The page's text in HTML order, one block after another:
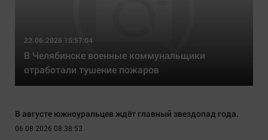
22.06.2026 15:57:04
В Челябинске военные коммунальщики
отработали тушение пожаров
В августе южноуральцев ждёт главный звездопад года.
06.08.2026 08:38:53